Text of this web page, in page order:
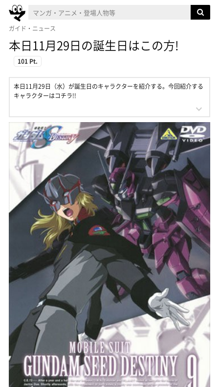
ガイド・ニュース
本日11月29日の誕生日はこの方!
101 Pt.
本日11月29日（水）が誕生日のキャラクターを紹介する。今回紹介する
キャラクターはコチラ!!